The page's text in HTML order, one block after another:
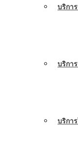
บริกา
บริกา
บริกา